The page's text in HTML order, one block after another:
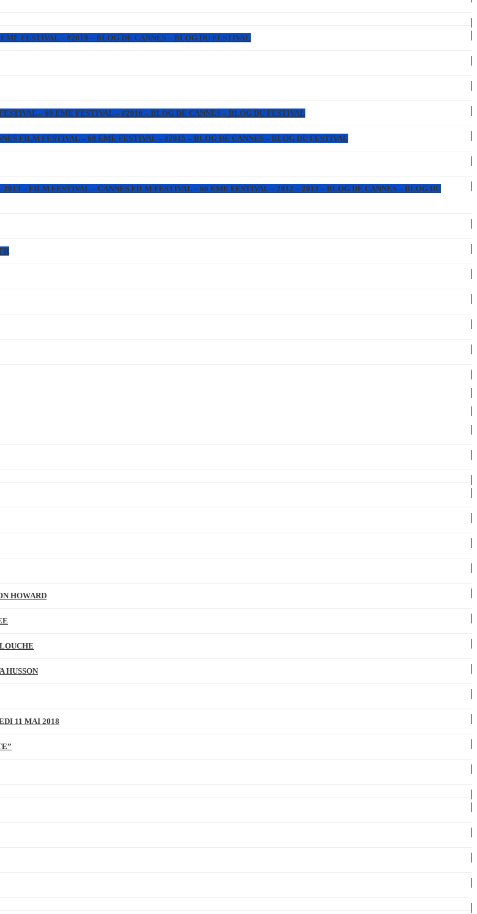
FESTIVAL – #2019 – BLOG DE CANNES – BLOG DU FESTIVAL
– 69 EME FESTIVAL – #2016 – BLOG DE CANNES – BLOG DU FESTIVAL
FILM FESTIVAL – 68 EME FESTIVAL – #2015 – BLOG DE CANNES – BLOG DU FESTIVAL
– FILM FESTIVAL – CANNES FILM FESTIVAL – 66 EME FESTIVAL – 2012 – 2013 – BLOG DE CANNES – BLOG DU
HOWARD
HUSSON
11 MAI 2018